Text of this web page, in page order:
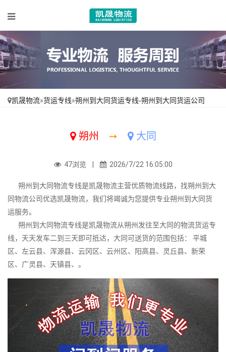
凯晟物流»货运专线»朔州到大同货运专线-朔州到大同货运公司
朔州 ➙ 大同
47浏览 | 2026/7/22 16:05:00
朔州到大同物流专线是凯晟物流主营优质物流线路，找朔州到大
同物流公司优选凯晟物流，我们将竭诚为您提供专业朔州到大同货
运服务。
朔州到大同物流专线是凯晟物流从朔州发往至大同的物流货运专
线，天天发车二到三天即可抵达，大同可送货的范围包括： 平城
区、左云县、浑源县、云冈区、云州区、阳高县、灵丘县、新荣
区、广灵县、天镇县、。